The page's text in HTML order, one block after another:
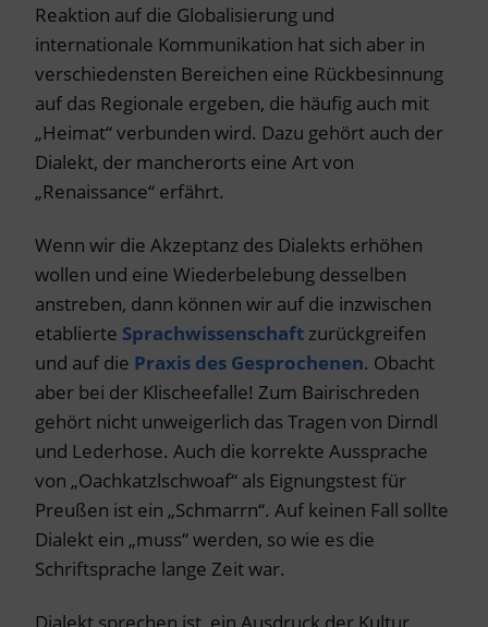
Reaktion auf die Globalisierung und
internationale Kommunikation hat sich aber in
verschiedensten Bereichen eine Rückbesinnung
auf das Regionale ergeben, die häufig auch mit
„Heimat“ verbunden wird. Dazu gehört auch der
Dialekt, der mancherorts eine Art von
„Renaissance“ erfährt.
Wenn wir die Akzeptanz des Dialekts erhöhen
wollen und eine Wiederbelebung desselben
anstreben, dann können wir auf die inzwischen
etablierte Sprachwissenschaft zurückgreifen
und auf die Praxis des Gesprochenen. Obacht
aber bei der Klischeefalle! Zum Bairischreden
gehört nicht unweigerlich das Tragen von Dirndl
und Lederhose. Auch die korrekte Aussprache
von „Oachkatzlschwoaf“ als Eignungstest für
Preußen ist ein „Schmarrn“. Auf keinen Fall sollte
Dialekt ein „muss“ werden, so wie es die
Schriftsprache lange Zeit war.